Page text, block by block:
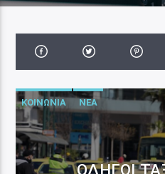
ΚΟΙΝΩΝΙΑ ΝΕΑ
ΟΔΗΓΟΊ